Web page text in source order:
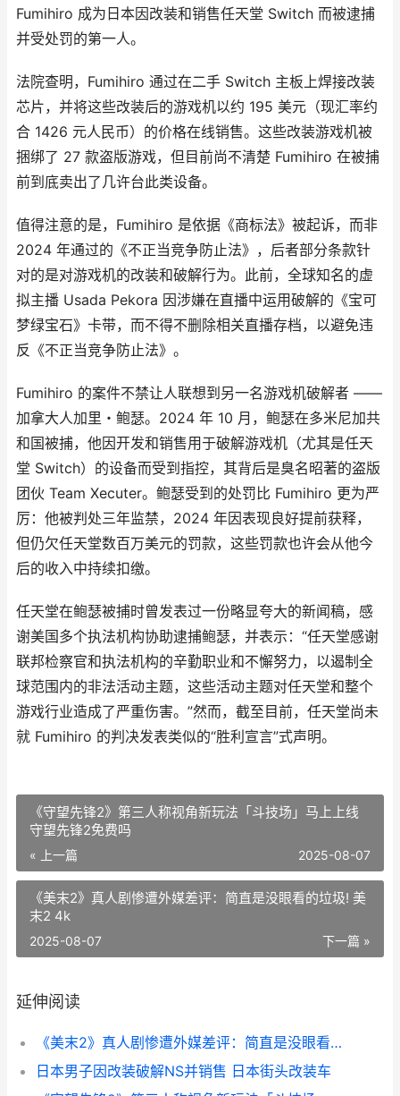
Fumihiro 成为日本因改装和销售任天堂 Switch 而被逮捕
并受处罚的第一人。
法院查明，Fumihiro 通过在二手 Switch 主板上焊接改装
芯片，并将这些改装后的游戏机以约 195 美元（现汇率约
合 1426 元人民币）的价格在线销售。这些改装游戏机被
捆绑了 27 款盗版游戏，但目前尚不清楚 Fumihiro 在被捕
前到底卖出了几许台此类设备。
值得注意的是，Fumihiro 是依据《商标法》被起诉，而非
2024 年通过的《不正当竞争防止法》，后者部分条款针
对的是对游戏机的改装和破解行为。此前，全球知名的虚
拟主播 Usada Pekora 因涉嫌在直播中运用破解的《宝可
梦绿宝石》卡带，而不得不删除相关直播存档，以避免违
反《不正当竞争防止法》。
Fumihiro 的案件不禁让人联想到另一名游戏机破解者 ——
加拿大人加里・鲍瑟。2024 年 10 月，鲍瑟在多米尼加共
和国被捕，他因开发和销售用于破解游戏机（尤其是任天
堂 Switch）的设备而受到指控，其背后是臭名昭著的盗版
团伙 Team Xecuter。鲍瑟受到的处罚比 Fumihiro 更为严
厉：他被判处三年监禁，2024 年因表现良好提前获释，
但仍欠任天堂数百万美元的罚款，这些罚款也许会从他今
后的收入中持续扣缴。
任天堂在鲍瑟被捕时曾发表过一份略显夸大的新闻稿，感
谢美国多个执法机构协助逮捕鲍瑟，并表示：“任天堂感谢
联邦检察官和执法机构的辛勤职业和不懈努力，以遏制全
球范围内的非法活动主题，这些活动主题对任天堂和整个
游戏行业造成了严重伤害。”然而，截至目前，任天堂尚未
就 Fumihiro 的判决发表类似的“胜利宣言”式声明。
《守望先锋2》第三人称视角新玩法「斗技场」马上上线
守望先锋2免费吗
« 上一篇 2025-08-07
《美末2》真人剧惨遭外媒差评：简直是没眼看的垃圾! 美
末2 4k
下一篇 »
2025-08-07
延伸阅读
《美末2》真人剧惨遭外媒差评：简直是没眼看的垃圾! 美末2 4k
日本男子因改装破解NS并销售 日本街头改装车